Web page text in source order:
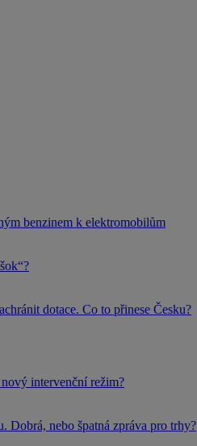
benzinem k elektromobilům
dotace. Co to přinese Česku?
intervenční režim?
Dobrá, nebo špatná zpráva pro trhy?